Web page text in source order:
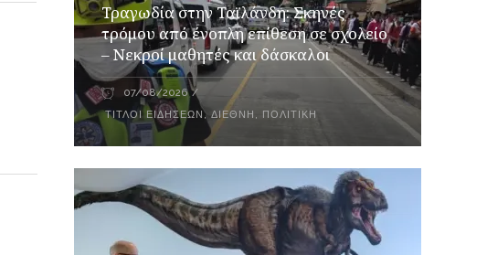
Τραγωδία στην Ταϊλάνδη: Σκηνές
τρόμου από ένοπλη επίθεση σε σχολείο
– Νεκροί μαθητές και δάσκαλοι
07/08/2026
ΤΊΤΛΟΙ ΕΙΔΉΣΕΩΝ,ΔΙΕΘΝΉ , ΠΟΛΙΤΙΚΉ